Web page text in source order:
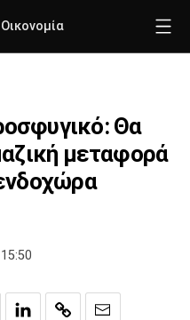
Οικονομία
Θα
μεταφορά